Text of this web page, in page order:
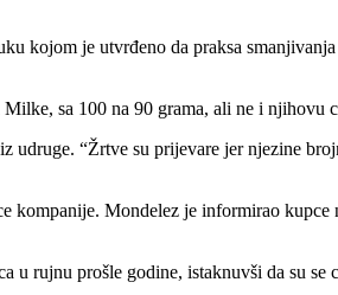
kojom je utvrđeno da praksa
sa 100 na 90 grama, ali ne i njihovu
“Žrtve su prijevare jer njezine
kompanije. Mondelez je informirao kupce
rujnu prošle godine, istaknuvši da su se